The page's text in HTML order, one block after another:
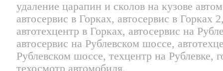
удаление царапин и сколов на кузове
автосервис в Горках, автосервис в Горках
автотехцентр в Горках, автосервис на
автосервис на Рублевском шоссе,
Рублевском шоссе, техцентр на Рублевке,
техосмотр автомобиля,